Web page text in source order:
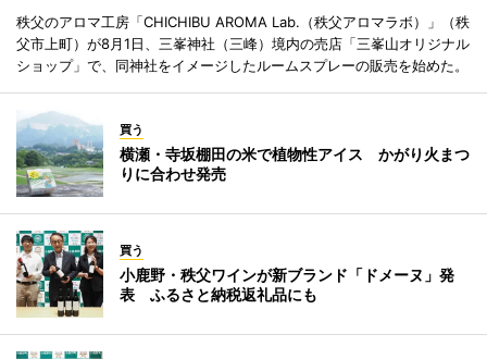
秩父のアロマ工房「CHICHIBU AROMA Lab.（秩父アロマラボ）」（秩
父市上町）が8月1日、三峯神社（三峰）境内の売店「三峯山オリジナル
ショップ」で、同神社をイメージしたルームスプレーの販売を始めた。
買う
横瀬・寺坂棚田の米で植物性アイス かがり火まつ
りに合わせ発売
買う
小鹿野・秩父ワインが新ブランド「ドメーヌ」発
表 ふるさと納税返礼品にも